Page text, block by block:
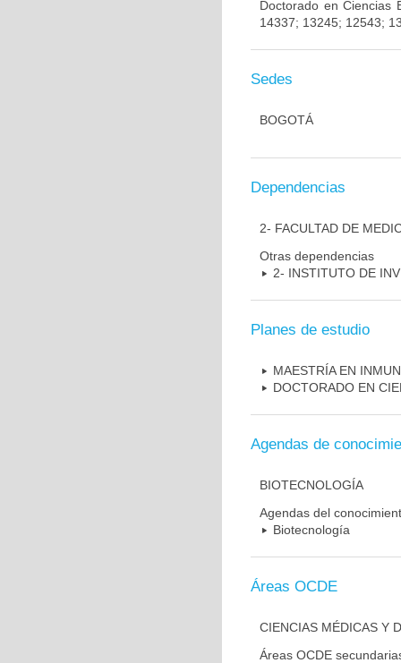
Doctorado en Ciencias
14337; 13245; 12543;
Sedes
BOGOTÁ
Dependencias
2- FACULTAD DE
Otras dependencias
2- INSTITUTO DE
Planes de estudio
MAESTRÍA EN
DOCTORADO EN
Agendas de
BIOTECNOLOGÍA
Agendas del
Biotecnología
Áreas OCDE
CIENCIAS MÉDICAS Y
Áreas OCDE